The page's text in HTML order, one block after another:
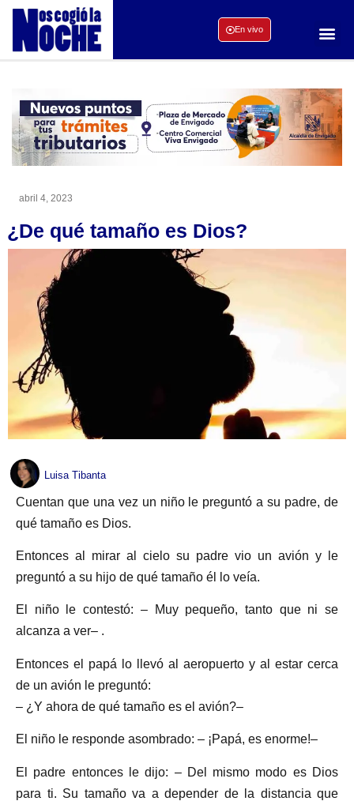
En vivo
abril 4, 2023
¿De qué tamaño es Dios?
Luisa Tibanta
Cuentan que una vez un niño le preguntó a su padre, de
qué tamaño es Dios.
Entonces al mirar al cielo su padre vio un avión y le
preguntó a su hijo de qué tamaño él lo veía.
El niño le contestó: – Muy pequeño, tanto que ni se
alcanza a ver– .
Entonces el papá lo llevó al aeropuerto y al estar cerca
de un avión le preguntó:
– ¿Y ahora de qué tamaño es el avión?–
El niño le responde asombrado: – ¡Papá, es enorme!–
El padre entonces le dijo: – Del mismo modo es Dios
para ti. Su tamaño va a depender de la distancia que